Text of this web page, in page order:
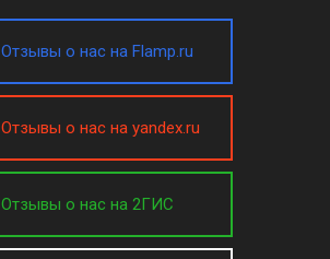
Отзывы о нас на Flamp.ru
Отзывы о нас на yandex.ru
Отзывы о нас на 2ГИС